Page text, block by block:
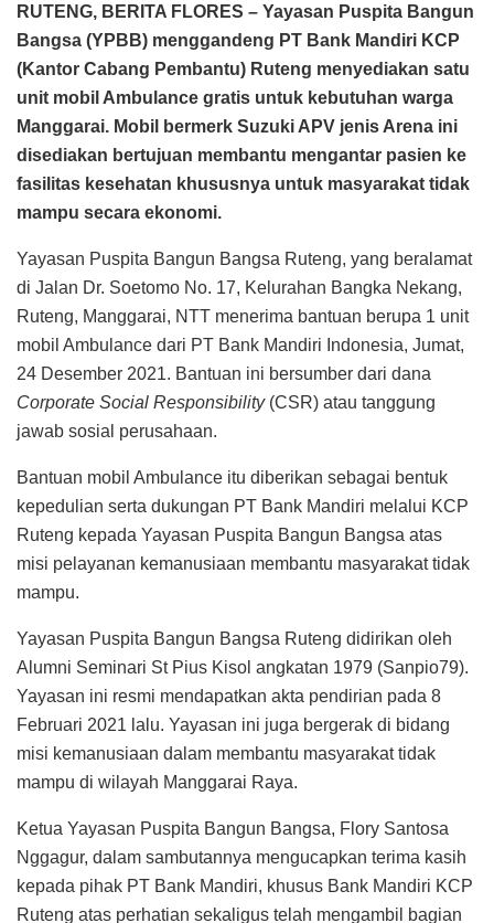
RUTENG, BERITA FLORES – Yayasan Puspita Bangun
Bangsa (YPBB) menggandeng PT Bank Mandiri KCP
(Kantor Cabang Pembantu) Ruteng menyediakan satu
unit mobil Ambulance gratis untuk kebutuhan warga
Manggarai. Mobil bermerk Suzuki APV jenis Arena ini
disediakan bertujuan membantu mengantar pasien ke
fasilitas kesehatan khususnya untuk masyarakat tidak
mampu secara ekonomi.
Yayasan Puspita Bangun Bangsa Ruteng, yang beralamat
di Jalan Dr. Soetomo No. 17, Kelurahan Bangka Nekang,
Ruteng, Manggarai, NTT menerima bantuan berupa 1 unit
mobil Ambulance dari PT Bank Mandiri Indonesia, Jumat,
24 Desember 2021. Bantuan ini bersumber dari dana
Corporate Social Responsibility(CSR) atau tanggung
jawab sosial perusahaan.
Bantuan mobil Ambulance itu diberikan sebagai bentuk
kepedulian serta dukungan PT Bank Mandiri melalui KCP
Ruteng kepada Yayasan Puspita Bangun Bangsa atas
misi pelayanan kemanusiaan membantu masyarakat tidak
mampu.
Yayasan Puspita Bangun Bangsa Ruteng didirikan oleh
Alumni Seminari St Pius Kisol angkatan 1979 (Sanpio79).
Yayasan ini resmi mendapatkan akta pendirian pada 8
Februari 2021 lalu. Yayasan ini juga bergerak di bidang
misi kemanusiaan dalam membantu masyarakat tidak
mampu di wilayah Manggarai Raya.
Ketua Yayasan Puspita Bangun Bangsa, Flory Santosa
Nggagur, dalam sambutannya mengucapkan terima kasih
kepada pihak PT Bank Mandiri, khusus Bank Mandiri KCP
Ruteng atas perhatian sekaligus telah mengambil bagian